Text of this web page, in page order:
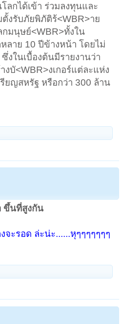
ลกได้เข้า ร่วมลงทุนและ
งรับภัยพิภัติร้<WBR>าย
มนุษย์<WBR>ทั้งใน
ลาย 10 ปีข้างหน้า โดยไม่
งในเบื้องต้นมีรายงานว่า
งบั<WBR>งเกอร์แต่ละแห่ง
ยญสหรัฐ หรือกว่า 300 ล้าน
ขึ้นที่สูงกัน
ะรอด ล่ะน่ะ......หุๆๆๆๆๆๆๆ